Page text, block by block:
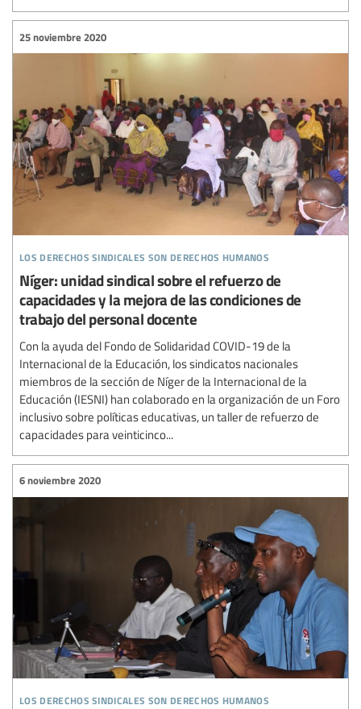
los derechos sindicales son derechos humanos
25 noviembre 2020
Níger: unidad sindical sobre el refuerzo de
capacidades y la mejora de las condiciones de
trabajo del personal docente
Con la ayuda del Fondo de Solidaridad COVID-19 de la
Internacional de la Educación, los sindicatos nacionales
miembros de la sección de Níger de la Internacional de la
Educación (IESNI) han colaborado en la organización de un Foro
inclusivo sobre políticas educativas, un taller de refuerzo de
capacidades para veinticinco...
los derechos sindicales son derechos humanos
6 noviembre 2020